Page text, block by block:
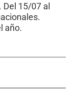
Del 15/07 al
año.